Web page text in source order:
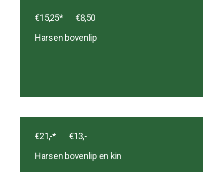
€15,25* ‎ ‎ ‎ ‎ ‎ ‎ ‎ €8,50
Harsen bovenlip
€21,-* ‎ ‎ ‎ ‎ ‎ ‎ ‎ €13,-
Harsen bovenlip en kin